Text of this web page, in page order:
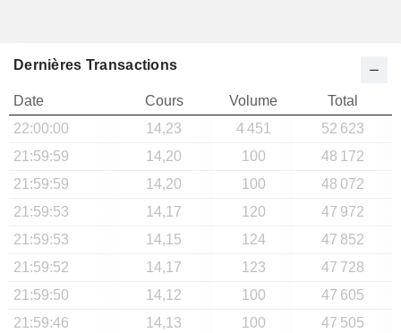
Dernières Transactions
Date Cours Volume
Total
22:00:00
14,23 4 451
52 623
21:59:59
14,20 100
48 172
21:59:59
14,20 100
48 072
21:59:53
14,17 120
47 972
21:59:53
14,15 124
47 852
21:59:52
14,17 123
47 728
21:59:50
14,12 100
47 605
21:59:46
14,13 100
47 505